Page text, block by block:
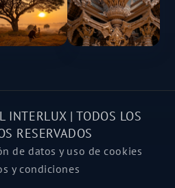
INTERLUX | TODOS LOS
RESERVADOS
de datos y uso de cookies
y condiciones